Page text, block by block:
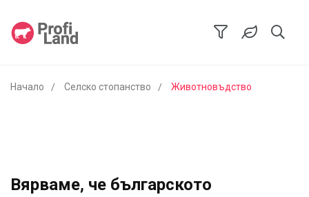
Начало Селско стопанство Животновъдство
Вярваме, че българското